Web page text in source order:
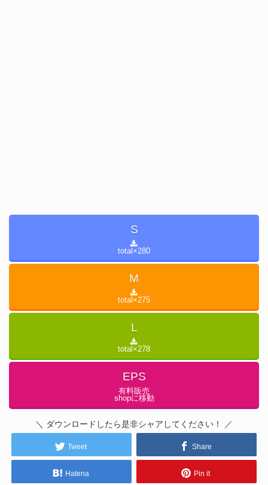
S
total×280
M
total×275
L
total×278
EPS
有料販売
shopに移動
＼ ダウンロードしたら是非シャアしてください！ ／
Tweet Share
Hatena Pin it